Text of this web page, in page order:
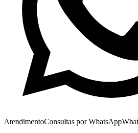
AtendimentoConsultas por WhatsApp